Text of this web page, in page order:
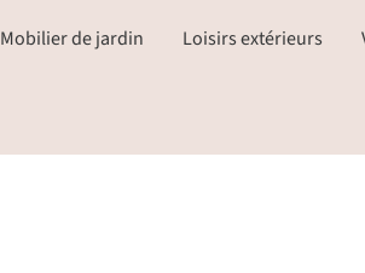
Mobilier de jardin Loisirs extérieurs